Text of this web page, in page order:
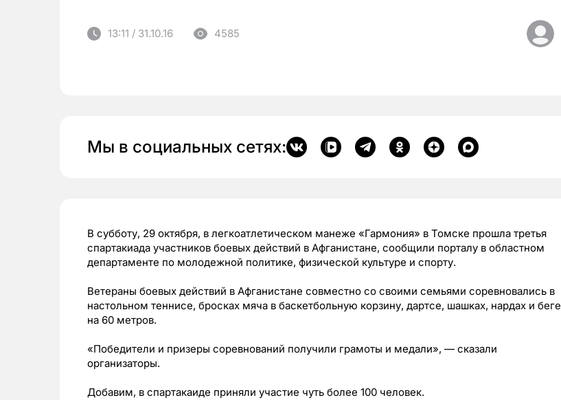
13:11 / 31.10.16 4585
Мы в социальных сетях:
В субботу, 29 октября, в легкоатлетическом манеже «Гармония» в Томске прошла третья
спартакиада участников боевых действий в Афганистане, сообщили порталу в областном
департаменте по молодежной политике, физической культуре и спорту.
Ветераны боевых действий в Афганистане совместно со своими семьями соревновались в
настольном теннисе, бросках мяча в баскетбольную корзину, дартсе, шашках, нардах и беге
на 60 метров.
«Победители и призеры соревнований получили грамоты и медали», — сказали
организаторы.
Добавим, в спартакаиде приняли участие чуть более 100 человек.